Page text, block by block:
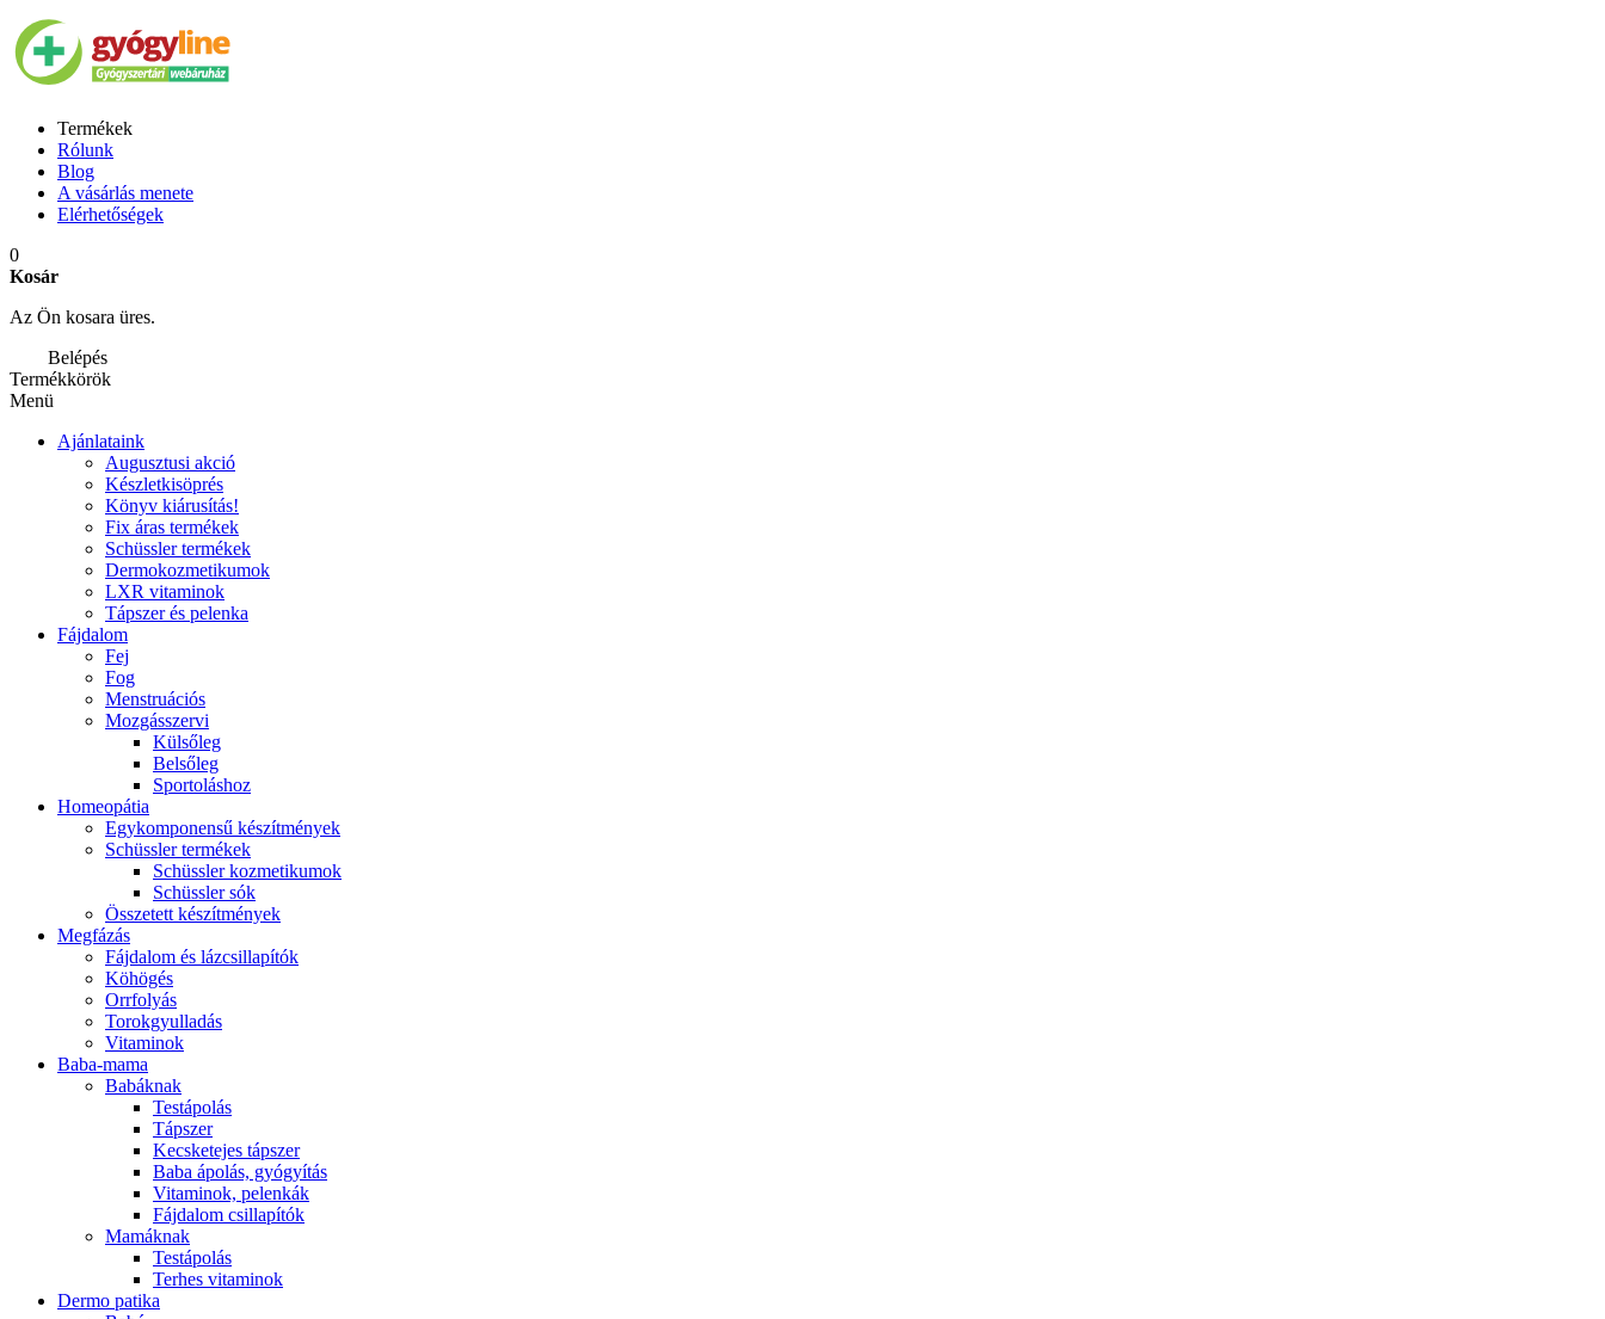
Termékek
Rólunk
Blog
A vásárlás menete
Elérhetőségek
0
Kosár
Az Ön kosara üres.
Belépés
Termékkörök
Menü
Ajánlataink
Augusztusi akció
Készletkisöprés
Könyv kiárusítás!
Fix áras termékek
Schüssler termékek
Dermokozmetikumok
LXR vitaminok
Tápszer és pelenka
Fájdalom
Fej
Fog
Menstruációs
Mozgásszervi
Külsőleg
Belsőleg
Sportoláshoz
Homeopátia
Egykomponensű készítmények
Schüssler termékek
Schüssler kozmetikumok
Schüssler sók
Összetett készítmények
Megfázás
Fájdalom és lázcsillapítók
Köhögés
Orrfolyás
Torokgyulladás
Vitaminok
Baba-mama
Babáknak
Testápolás
Tápszer
Kecsketejes tápszer
Baba ápolás, gyógyítás
Vitaminok, pelenkák
Fájdalom csillapítók
Mamáknak
Testápolás
Terhes vitaminok
Dermo patika